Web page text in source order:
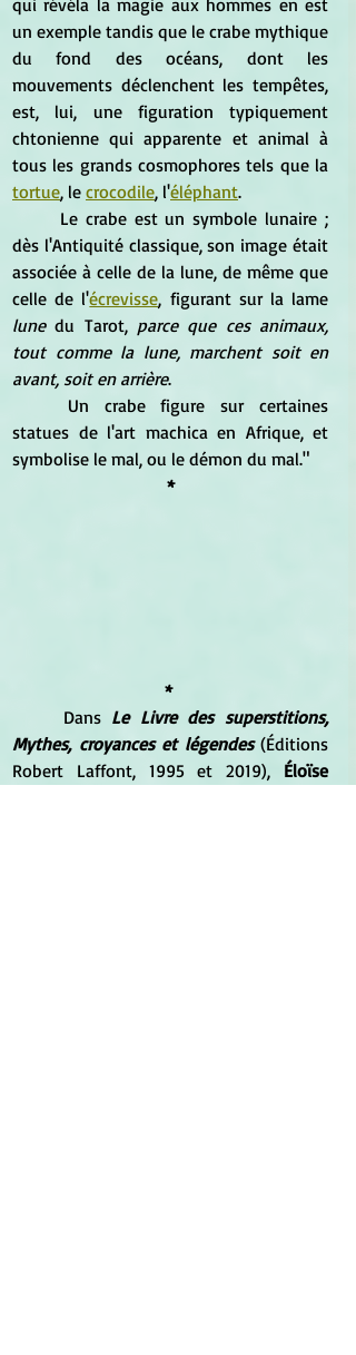
qui révéla la magie aux hommes en est
un exemple tandis que le crabe mythique
du fond des océans, dont les
mouvements déclenchent les tempêtes,
est, lui, une figuration typiquement
chtonienne qui apparente et animal à
tortue, le crocodile, l'éléphant.
dès l'Antiquité classique, son image était
associée à celle de la lune, de même que
celle de l'écrevisse, figurant sur la lame
lune du Tarot, parce que ces animaux,
tout comme la lune, marchent soit en
avant, soit en arrière.
statues de l'art machica en Afrique, et
symbolise le mal, ou le démon du mal."
*
*
	Dans
Le Livre des superstitions,
Mythes, croyances et légendes (Éditions
Robert Laffont, 1995 et 2019), Éloïse